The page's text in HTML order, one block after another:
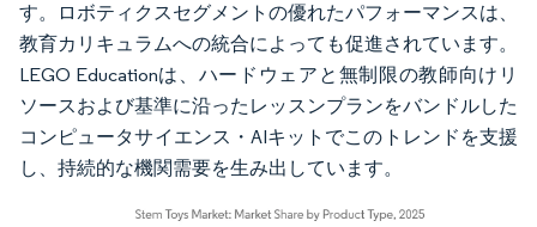
す。ロボティクスセグメントの優れたパフォーマンスは、
教育カリキュラムへの統合によっても促進されています。
LEGO Educationは、ハードウェアと無制限の教師向けリ
ソースおよび基準に沿ったレッスンプランをバンドルした
コンピュータサイエンス・AIキットでこのトレンドを支援
し、持続的な機関需要を生み出しています。